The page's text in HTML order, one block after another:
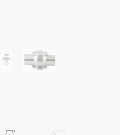
muertas y a los
controladas y
robustez del
en acero en
versatilidad:
principales